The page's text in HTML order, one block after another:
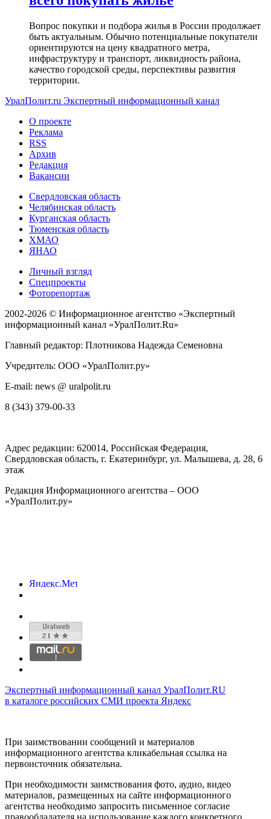
Вопрос покупки и подбора жилья в России продолжает
быть актуальным. Обычно потенциальные покупатели
ориентируются на цену квадратного метра,
инфраструктуру и транспорт, ликвидность района,
качество городской среды, перспективы развития
территории.
УралПолит.ru Экспертный информационный канал
О проекте
Реклама
RSS
Архив
Редакция
Вакансии
Свердловская область
Челябинская область
Курганская область
Тюменская область
ХМАО
ЯНАО
Личный взгляд
Спецпроекты
Фоторепортаж
2002-2026 © Информационное агентство «Экспертный
информационный канал «УралПолит.Ru»
Главный редактор: Плотникова Надежда Семеновна
Учредитель: ООО «УралПолит.ру»
E-mail: news @ uralpolit.ru
8 (343) 379-00-33
Адрес редакции: 620014, Российская Федерация,
Свердловская область, г. Екатеринбург, ул. Малышева, д. 28, 6
этаж
Редакция Информационного агентства – ООО
«УралПолит.ру»
Экспертный информационный канал УралПолит.RU
в каталоге российских СМИ проекта Яндекс
При заимствовании сообщений и материалов
информационного агентства кликабельная ссылка на
первоисточник обязательна.
При необходимости заимствования фото, аудио, видео
материалов, размещенных на сайте информационного
агентства необходимо запросить письменное согласие